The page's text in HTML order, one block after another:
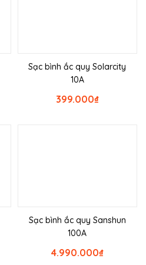
Sạc bình ắc quy Solarcity
10A
₫
399.000
Sạc bình ắc quy Sanshun
100A
₫
4.990.000